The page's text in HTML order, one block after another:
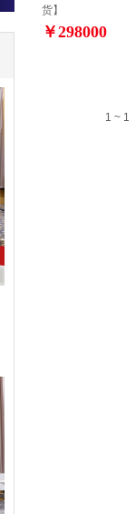
货】
￥298000
1 ~ 1